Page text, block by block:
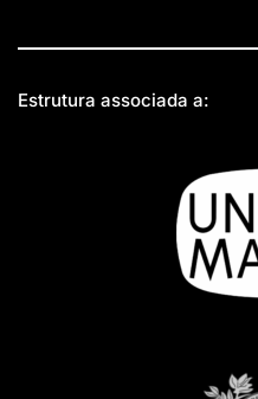
Estrutura associada a: